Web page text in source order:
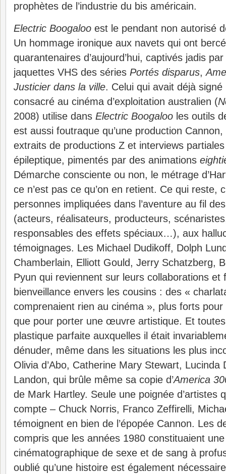
prophètes de l’industrie du bis américain.
Electric Boogaloo est le pendant non autorisé
Un hommage ironique aux navets qui ont
quarantenaires d’aujourd’hui, captivés jadis
jaquettes VHS des séries Portés disparus,
Justicier dans la ville. Celui qui avait déjà
consacré au cinéma d’exploitation australien (
2008) utilise dans Electric Boogaloo les outils
est aussi foutraque qu’une production Cannon,
extraits de productions Z et interviews
épileptique, pimentés par des animations
Démarche consciente ou non, le métrage
ce n’est pas ce qu’on en retient. Ce qui reste,
personnes impliquées dans l’aventure au fil
(acteurs, réalisateurs, producteurs,
responsables des effets spéciaux…), aux
témoignages. Les Michael Dudikoff, Dolph
Chamberlain, Elliott Gould, Jerry Schatzberg,
Pyun qui reviennent sur leurs collaborations et
bienveillance envers les cousins : des «
comprenaient rien au cinéma », plus forts pour
que pour porter une œuvre artistique. Et
plastique parfaite auxquelles il était
dénuder, même dans les situations les plus
Olivia d’Abo, Catherine Mary Stewart, Lucinda
Landon, qui brûle même sa copie d’America
de Mark Hartley. Seule une poignée d’artistes
compte – Chuck Norris, Franco Zeffirelli,
témoignent en bien de l’épopée Cannon. Les
compris que les années 1980 constituaient
cinématographique de sexe et de sang à
oublié qu’une histoire est également